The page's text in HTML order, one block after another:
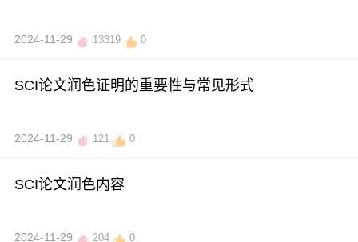
2024-11-29 13319 0
SCI论文润色证明的重要性与常见形式
2024-11-29 121 0
SCI论文润色内容
2024-11-29 204 0